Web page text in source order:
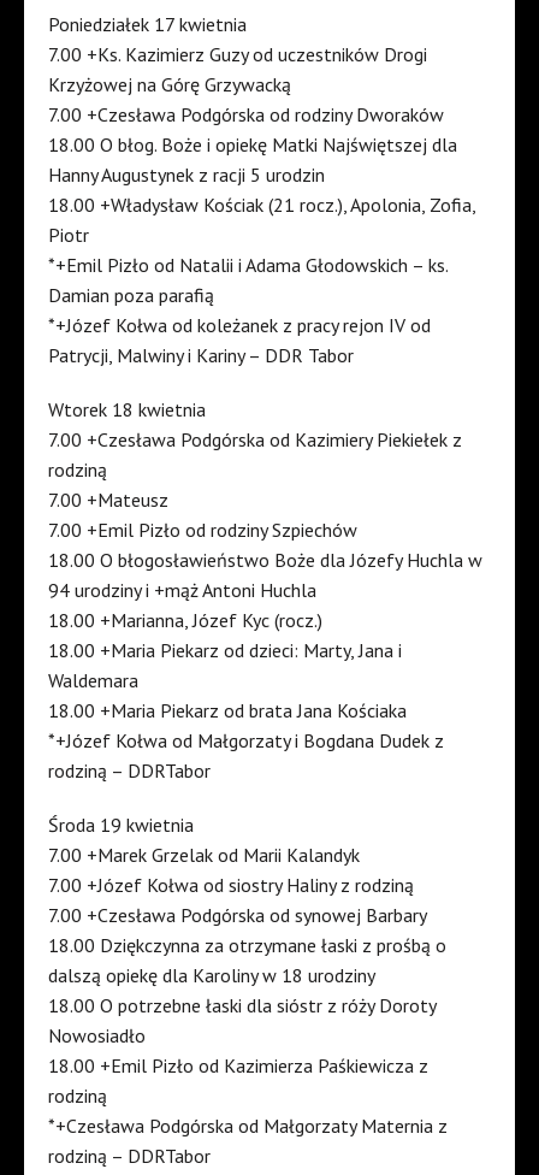
Poniedziałek 17 kwietnia
7.00 +Ks. Kazimierz Guzy od uczestników Drogi
Krzyżowej na Górę Grzywacką
7.00 +Czesława Podgórska od rodziny Dworaków
18.00 O błog. Boże i opiekę Matki Najświętszej dla
Hanny Augustynek z racji 5 urodzin
18.00 +Władysław Kościak (21 rocz.), Apolonia, Zofia,
Piotr
*+Emil Pizło od Natalii i Adama Głodowskich – ks.
Damian poza parafią
*+Józef Kołwa od koleżanek z pracy rejon IV od
Patrycji, Malwiny i Kariny – DDR Tabor
Wtorek 18 kwietnia
7.00 +Czesława Podgórska od Kazimiery Piekiełek z
rodziną
7.00 +Mateusz
7.00 +Emil Pizło od rodziny Szpiechów
18.00 O błogosławieństwo Boże dla Józefy Huchla w
94 urodziny i +mąż Antoni Huchla
18.00 +Marianna, Józef Kyc (rocz.)
18.00 +Maria Piekarz od dzieci: Marty, Jana i
Waldemara
18.00 +Maria Piekarz od brata Jana Kościaka
*+Józef Kołwa od Małgorzaty i Bogdana Dudek z
rodziną – DDRTabor
Środa 19 kwietnia
7.00 +Marek Grzelak od Marii Kalandyk
7.00 +Józef Kołwa od siostry Haliny z rodziną
7.00 +Czesława Podgórska od synowej Barbary
18.00 Dziękczynna za otrzymane łaski z prośbą o
dalszą opiekę dla Karoliny w 18 urodziny
18.00 O potrzebne łaski dla sióstr z róży Doroty
Nowosiadło
18.00 +Emil Pizło od Kazimierza Paśkiewicza z
rodziną
*+Czesława Podgórska od Małgorzaty Maternia z
rodziną – DDRTabor